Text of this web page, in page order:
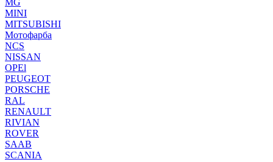
MINI
MITSUBISHI
Мотофарба
NCS
NISSAN
OPEl
PEUGEOT
PORSCHE
RAL
RENAULT
RIVIAN
ROVER
SAAB
SCANIA